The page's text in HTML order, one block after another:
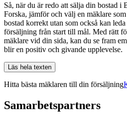
Så, när du är redo att sälja din bostad i
Forska, jämför och välj en mäklare
bostad korrekt utan som också kan
försäljning från start till mål. Med rätt
mäklare vid din sida, kan du se fram
blir en positiv och givande upplevelse.
Läs hela texten
Hitta bästa mäklaren till din försäljning
Samarbetspartners